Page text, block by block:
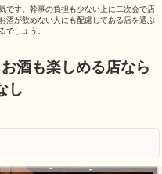
です。幹事の負担も少ない上に二次会で店
酒が飲めない人にも配慮してある店を選ぶ
でしょう。
酒も楽しめる店なら
し